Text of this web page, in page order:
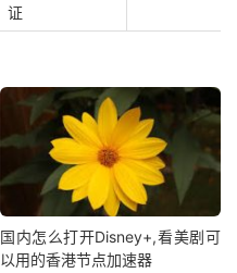
证
国内怎么打开Disney+,看美剧可
以用的香港节点加速器